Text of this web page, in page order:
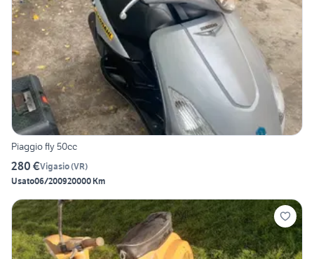
Piaggio fly 50cc
280 €Vigasio(VR)
Usato06/200920000 Km